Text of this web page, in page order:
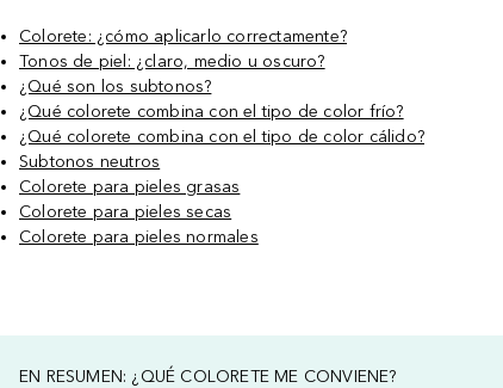
Colorete: ¿cómo aplicarlo correctamente?
Tonos de piel: ¿claro, medio u oscuro?
¿Qué son los subtonos?
¿Qué colorete combina con el tipo de color frío?
¿Qué colorete combina con el tipo de color cálido?
Subtonos neutros
Colorete para pieles grasas
Colorete para pieles secas
Colorete para pieles normales
EN RESUMEN: ¿QUÉ COLORETE ME CONVIENE?